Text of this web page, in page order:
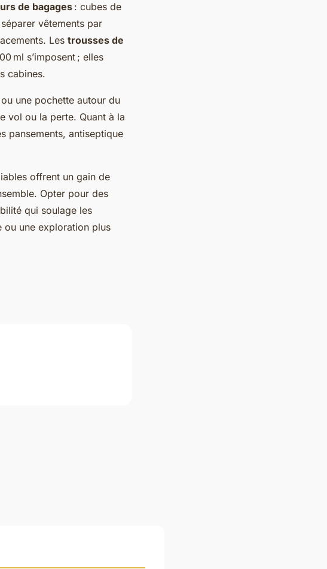
de bagages: cubes de
vêtements par
Les trousses de
ml s’imposent ; elles
cabines.
une pochette autour du
vol ou la perte. Quant à la
pansements, antiseptique
offrent un gain de
Opter pour des
qui soulage les
ou une exploration plus